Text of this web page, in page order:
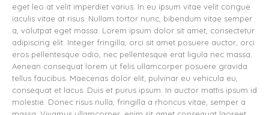
eget leo at velit imperdiet varius. In eu ipsum vitae velit congue
iaculis vitae at risus. Nullam tortor nunc, bibendum vitae semper
a, volutpat eget massa. Lorem ipsum dolor sit amet, consectetur
adipiscing elit. Integer fringilla, orci sit amet posuere auctor, orci
eros pellentesque odio, nec pellentesque erat ligula nec massa.
Aenean consequat lorem ut felis ullamcorper posuere gravida
tellus faucibus. Maecenas dolor elit, pulvinar eu vehicula eu,
consequat et lacus. Duis et purus ipsum. In auctor mattis ipsum id
molestie. Donec risus nulla, fringilla a rhoncus vitae, semper a